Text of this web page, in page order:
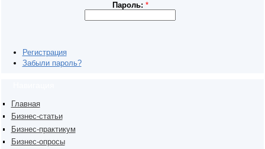
Пароль: *
Регистрация
Забыли пароль?
Главная
Бизнес-статьи
Бизнес-практикум
Бизнес-опросы